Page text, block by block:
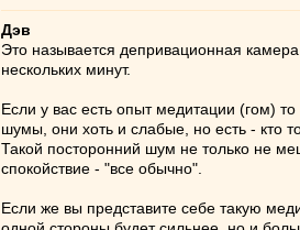
Дэв
Это называется депривационная
нескольких минут.
Если у вас есть опыт медитации (гом)
шумы, они хоть и слабые, но есть - кто
Такой посторонний шум не только не
спокойствие - "все обычно".
Если же вы представите себе такую